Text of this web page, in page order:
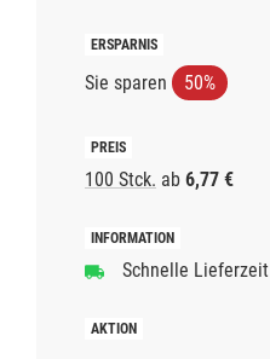
Sie sparen 50%
100 Stck. ab 6,77 €
Schnelle Lieferzeit